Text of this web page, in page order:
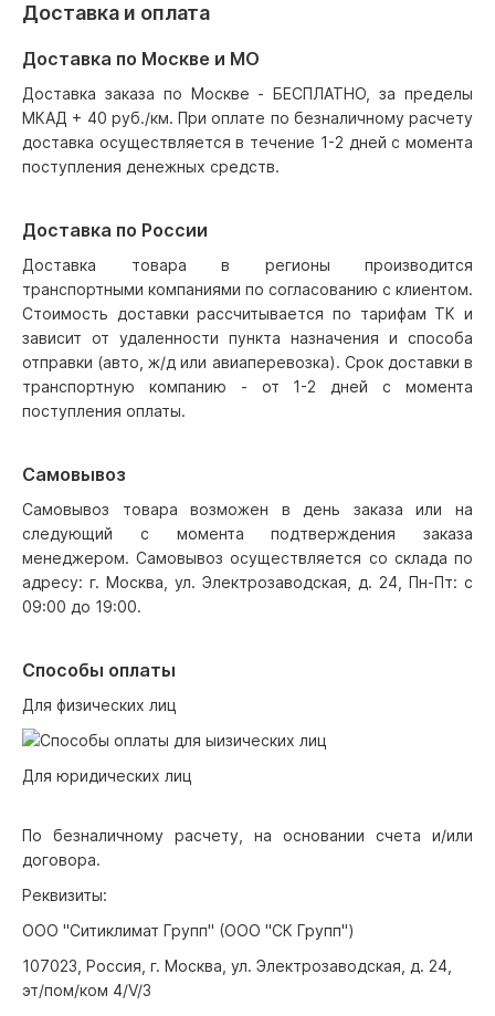
Доставка и оплата
Доставка по Москве и МО
Доставка заказа по Москве - БЕСПЛАТНО, за пределы
МКАД + 40 руб./км. При оплате по безналичному расчету
доставка осуществляется в течение 1-2 дней с момента
поступления денежных средств.
Доставка по России
Доставка товара в регионы производится
транспортными компаниями по согласованию с клиентом.
Стоимость доставки рассчитывается по тарифам ТК и
зависит от удаленности пункта назначения и способа
отправки (авто, ж/д или авиаперевозка). Срок доставки в
транспортную компанию - от 1-2 дней с момента
поступления оплаты.
Самовывоз
Самовывоз товара возможен в день заказа или на
следующий с момента подтверждения заказа
менеджером. Самовывоз осуществляется со склада по
адресу: г. Москва, ул. Электрозаводская, д. 24, Пн-Пт: с
09:00 до 19:00.
Способы оплаты
Для физических лиц
Для юридических лиц
По безналичному расчету, на основании счета и/или
договора.
Реквизиты:
ООО "Ситиклимат Групп" (ООО "СК Групп")
107023, Россия, г. Москва, ул. Электрозаводская, д. 24,
эт/пом/ком 4/V/3